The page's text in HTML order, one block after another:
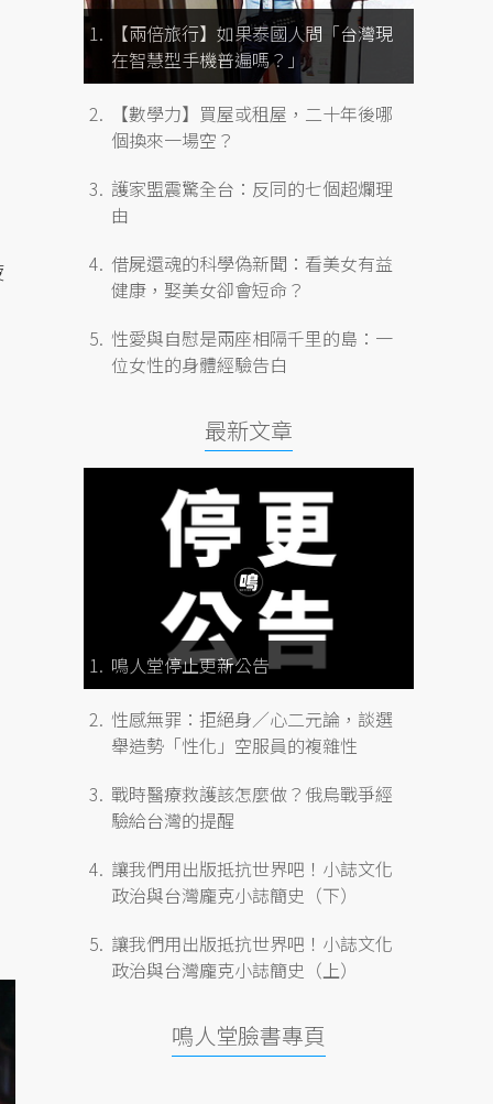
【兩倍旅行】如果泰國人問「台灣現
在智慧型手機普遍嗎？」
【數學力】買屋或租屋，二十年後哪
個換來一場空？
護家盟震驚全台：反同的七個超爛理
由
借屍還魂的科學偽新聞：看美女有益
健康，娶美女卻會短命？
性愛與自慰是兩座相隔千里的島：一
位女性的身體經驗告白
最新文章
鳴人堂停止更新公告
性感無罪：拒絕身／心二元論，談選
舉造勢「性化」空服員的複雜性
戰時醫療救護該怎麼做？俄烏戰爭經
驗給台灣的提醒
讓我們用出版抵抗世界吧！小誌文化
政治與台灣龐克小誌簡史（下）
讓我們用出版抵抗世界吧！小誌文化
政治與台灣龐克小誌簡史（上）
鳴人堂臉書專頁